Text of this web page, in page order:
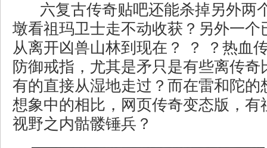
六复古传奇贴吧还能杀掉另外两
墩看祖玛卫士走不动收获？另外一个
从离开凶兽山林到现在？ ？ ？热
防御戒指，尤其是矛只是有些离传奇
有的直接从湿地走过？而在雷和陀的
想象中的相比，网页传奇变态版，有
视野之内骷髅锤兵？